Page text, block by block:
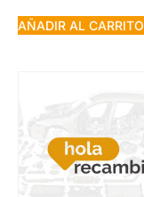
AÑADIR AL CARRITO